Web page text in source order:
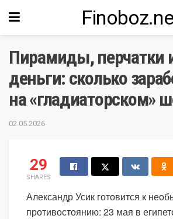
Пирамиды, перчатки
деньги: сколько
на «гладиаторском»
02.05.2026
29
SHARES
Александр Усик готовится к
противостоянию: 23 мая в